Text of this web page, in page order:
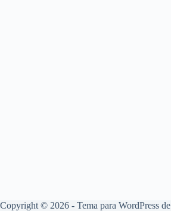
Copyright © 2026 - Tema para WordPress de